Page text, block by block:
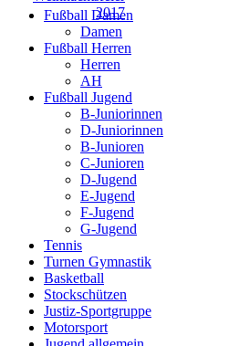
Fußball Damen
Damen
Fußball Herren
Herren
AH
Fußball Jugend
B-Juniorinnen
D-Juniorinnen
B-Junioren
C-Junioren
D-Jugend
E-Jugend
F-Jugend
G-Jugend
Tennis
Turnen Gymnastik
Basketball
Stockschützen
Justiz-Sportgruppe
Motorsport